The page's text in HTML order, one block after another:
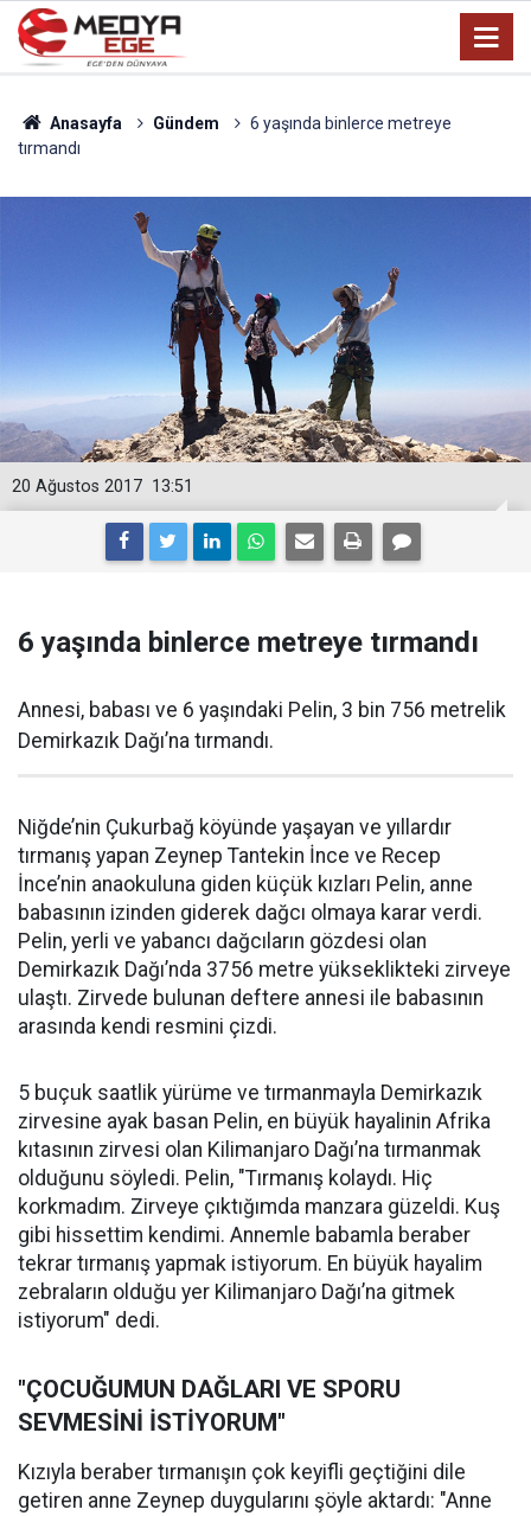
Anasayfa Gündem
6 yaşında binlerce metreye
tırmandı
13:51
20 Ağustos 2017
6 yaşında binlerce metreye tırmandı
Annesi, babası ve 6 yaşındaki Pelin, 3 bin 756 metrelik
Demirkazık Dağı’na tırmandı.
Niğde’nin Çukurbağ köyünde yaşayan ve yıllardır
tırmanış yapan Zeynep Tantekin İnce ve Recep
İnce’nin anaokuluna giden küçük kızları Pelin, anne
babasının izinden giderek dağcı olmaya karar verdi.
Pelin, yerli ve yabancı dağcıların gözdesi olan
Demirkazık Dağı’nda 3756 metre yükseklikteki zirveye
ulaştı. Zirvede bulunan deftere annesi ile babasının
arasında kendi resmini çizdi.
5 buçuk saatlik yürüme ve tırmanmayla Demirkazık
zirvesine ayak basan Pelin, en büyük hayalinin Afrika
kıtasının zirvesi olan Kilimanjaro Dağı’na tırmanmak
olduğunu söyledi. Pelin, "Tırmanış kolaydı. Hiç
korkmadım. Zirveye çıktığımda manzara güzeldi. Kuş
gibi hissettim kendimi. Annemle babamla beraber
tekrar tırmanış yapmak istiyorum. En büyük hayalim
zebraların olduğu yer Kilimanjaro Dağı’na gitmek
istiyorum" dedi.
"ÇOCUĞUMUN DAĞLARI VE SPORU
SEVMESİNİ İSTİYORUM"
Kızıyla beraber tırmanışın çok keyifli geçtiğini dile
getiren anne Zeynep duygularını şöyle aktardı: "Anne